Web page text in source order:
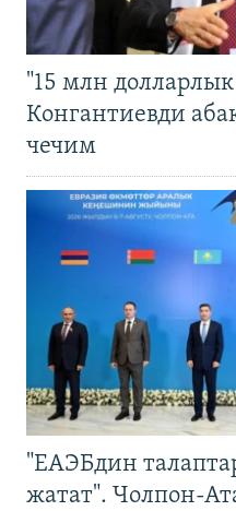
"15 млн
Конгантиевди
чечим
"ЕАЭБдин
жатат". Чолпон-